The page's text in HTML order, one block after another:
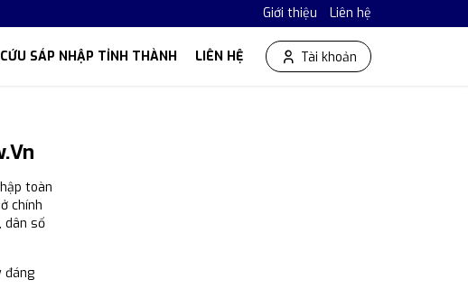
Giới thiệu Liên hệ
SÁP NHẬP TỈNH THÀNH LIÊN HỆ Tài khoản
toàn
chính
dân số
đáng